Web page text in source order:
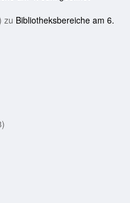
zu Bibliotheksbereiche am 6.